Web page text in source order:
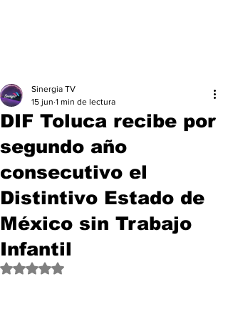
DIF Toluca recibe por
segundo año
consecutivo el
Distintivo Estado de
México sin Trabajo
Infantil
Sinergia TV
15 jun 1 min de lectura
Obtuvo NaN de 5 estrellas.